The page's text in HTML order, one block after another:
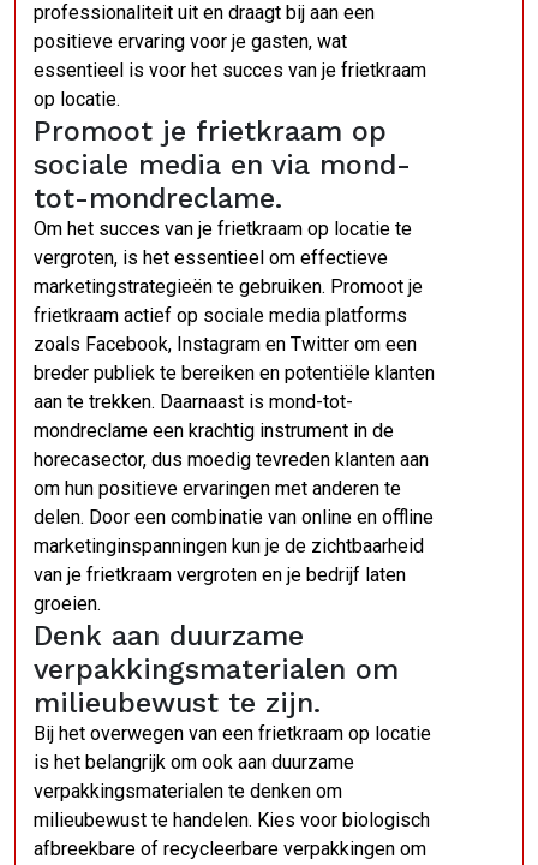
professionaliteit uit en draagt bij aan een
positieve ervaring voor je gasten, wat
essentieel is voor het succes van je frietkraam
op locatie.
Promoot je frietkraam op
sociale media en via mond-
tot-mondreclame.
Om het succes van je frietkraam op locatie te
vergroten, is het essentieel om effectieve
marketingstrategieën te gebruiken. Promoot je
frietkraam actief op sociale media platforms
zoals Facebook, Instagram en Twitter om een
breder publiek te bereiken en potentiële klanten
aan te trekken. Daarnaast is mond-tot-
mondreclame een krachtig instrument in de
horecasector, dus moedig tevreden klanten aan
om hun positieve ervaringen met anderen te
delen. Door een combinatie van online en offline
marketinginspanningen kun je de zichtbaarheid
van je frietkraam vergroten en je bedrijf laten
groeien.
Denk aan duurzame
verpakkingsmaterialen om
milieubewust te zijn.
Bij het overwegen van een frietkraam op locatie
is het belangrijk om ook aan duurzame
verpakkingsmaterialen te denken om
milieubewust te handelen. Kies voor biologisch
afbreekbare of recycleerbare verpakkingen om